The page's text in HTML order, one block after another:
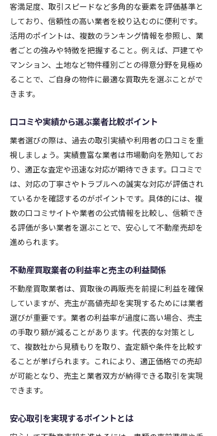
客満足度、取引スピードなど多角的な要素を評価基準と
しており、信頼性の高い業者を絞り込むのに便利です。
活用のポイントは、複数のランキング情報を参照し、業
者ごとの強みや特徴を把握すること。例えば、戸建てや
マンション、土地など物件種別ごとの得意分野を見極め
ることで、ご自身の物件に最適な買取先を選ぶことがで
きます。
口コミや実績から選ぶ業者比較ポイント
業者選びの際は、過去の取引実績や利用者の口コミを重
視しましょう。実績豊富な業者は市場動向を熟知してお
り、適正な査定や迅速な対応が期待できます。口コミで
は、対応の丁寧さやトラブルへの誠実な対応が評価され
ているかを確認するのがポイントです。具体的には、複
数の口コミサイトや業者の公式情報を比較し、信頼でき
る評価が多い業者を選ぶことで、安心して不動産売却を
進められます。
不動産買取業者の利益率と売主の利益関係
不動産買取業者は、買取後の再販売を前提に利益を確保
していますが、売主が高値売却を実現するためには業者
選びが重要です。業者の利益率が過度に高い場合、売主
の手取り額が減ることがあります。代表的な対策とし
て、複数社から見積もりを取り、査定額や条件を比較す
ることが挙げられます。これにより、適正価格での売却
が可能となり、売主と業者双方が納得できる取引を実現
できます。
安心取引を実現するポイントとは